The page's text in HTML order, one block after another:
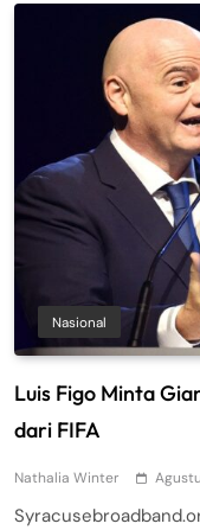
Nasional
Luis Figo Minta
dari FIFA
Nathalia Winter